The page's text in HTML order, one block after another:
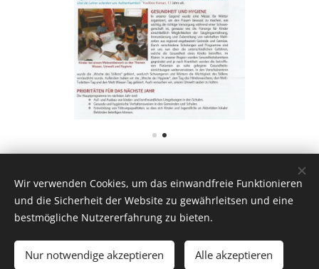
Unterstützt vonWebnode Cookies
Wir verwenden Cookies, um das einwandfreie Funktionieren
und die Sicherheit der Website zu gewährleitsen und eine
bestmögliche Nutzererfahrung zu bieten.
Nur notwendige akzeptieren Alle akzeptieren